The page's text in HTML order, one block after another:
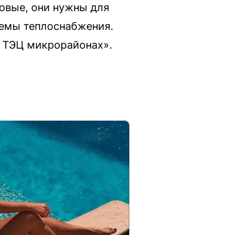
они нужны для
теплоснабжения.
ТЭЦ микрорайонах».